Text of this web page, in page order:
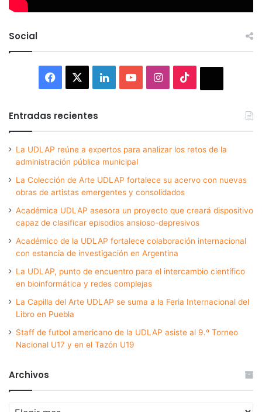
Social
Facebook LinkedInYouTubeInstagram
Entradas recientes
La UDLAP reúne a expertos para analizar los retos de la
administración pública municipal
La Colección de Arte UDLAP fortalece su acervo con nuevas
obras de artistas emergentes y consolidados
Académica UDLAP asesora un proyecto que creará dispositivo
capaz de clasificar episodios ansioso-depresivos
Académico de la UDLAP fortalece colaboración internacional
con estancia de investigación en Argentina
La UDLAP, punto de encuentro para el intercambio científico
en bioinformática y redes complejas
La Capilla del Arte UDLAP se suma a la Feria Internacional del
Libro en Puebla
Staff de futbol americano de la UDLAP asiste al 9.º Torneo
Nacional U17 y en el Tazón U19
Archivos
Archivos